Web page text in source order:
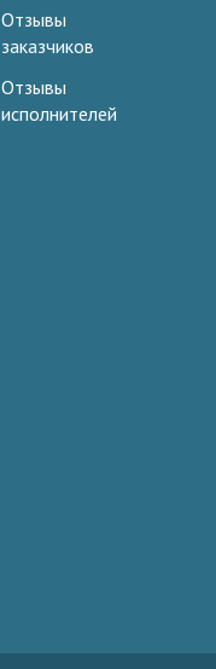
Отзывы
заказчиков
Отзывы
исполнителей